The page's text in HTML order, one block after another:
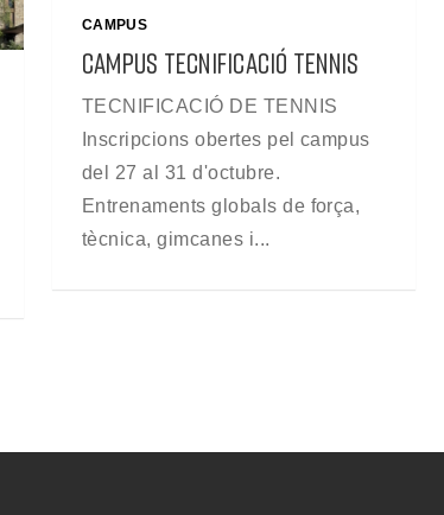
CAMPUS
CAMPUS TECNIFICACIÓ TENNIS
TECNIFICACIÓ DE TENNIS
Inscripcions obertes pel campus
del 27 al 31 d'octubre.
Entrenaments globals de força,
tècnica, gimcanes i...